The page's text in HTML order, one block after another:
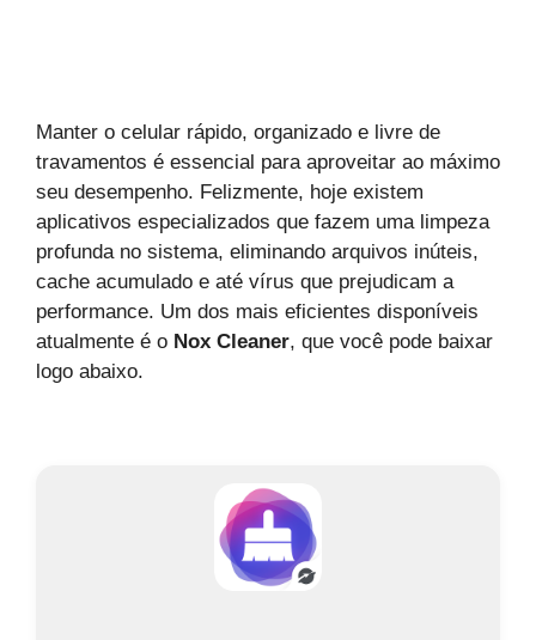
Manter o celular rápido, organizado e livre de
travamentos é essencial para aproveitar ao máximo
seu desempenho. Felizmente, hoje existem
aplicativos especializados que fazem uma limpeza
profunda no sistema, eliminando arquivos inúteis,
cache acumulado e até vírus que prejudicam a
performance. Um dos mais eficientes disponíveis
atualmente é o Nox Cleaner, que você pode baixar
logo abaixo.